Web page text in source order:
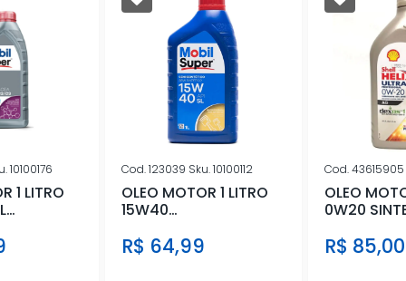
10100176
1 LITRO
Cod.123039 Sku.10100112
OLEO MOTOR 1 LITRO
15W40
R$ 64,99
Cod.43615905
OLEO
0W20
R$ 85,00